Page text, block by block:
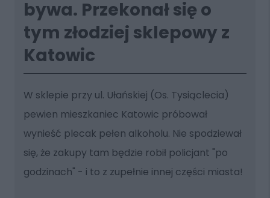
bywa. Przekonał się o
tym złodziej sklepowy z
Katowic
W sklepie przy ul. Ułańskiej (Os. Tysiąclecia)
pewien mieszkaniec Katowic próbował
wynieść plecak pełen alkoholu. Nie spodziewał
się, że zakupy tam będzie robił policjant "po
godzinach" - i to z zupełnie innej części miasta!